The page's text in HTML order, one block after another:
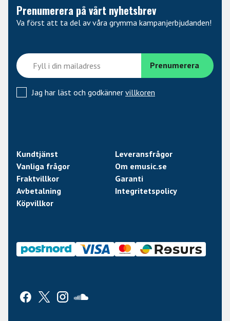
Prenumerera på vårt nyhetsbrev
Va först att ta del av våra grymma kampanjerbjudanden!
Jag har läst och godkänner villkoren
Kundtjänst
Leveransfrågor
Vanliga frågor
Om emusic.se
Fraktvillkor
Garanti
Avbetalning
Integritetspolicy
Köpvillkor